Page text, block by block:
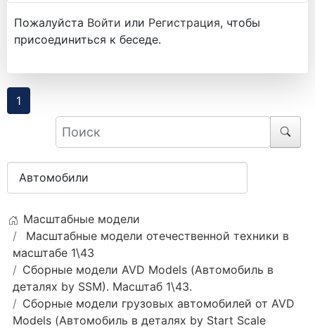
Пожалуйста Войти или Регистрация, чтобы
присоединиться к беседе.
1
Масштабные модели
Масштабные модели отечественной техники в
масштабе 1\43
Сборные модели AVD Models (Автомобиль в
деталях by SSM). Масштаб 1\43.
Сборные модели грузовых автомобилей от AVD
Models (Автомобиль в деталях by Start Scale